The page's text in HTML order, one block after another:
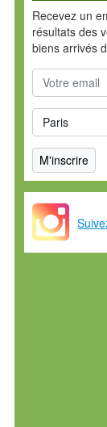
Recevez un
résultats des
biens arrivés